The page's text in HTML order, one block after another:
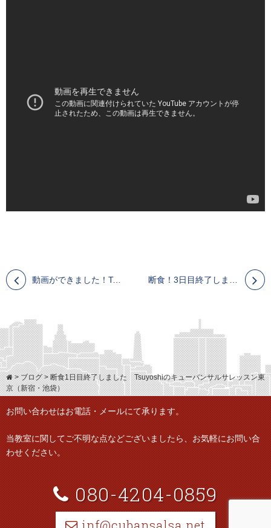
動画ができました！Tsuyoshiのキューバンサルサレッスン東京（新宿・池袋）
>ブログ>断食1日目終了しました Tsuyoshiのキューバンサルサレッスン東
京（新宿・池袋）
お問い合わせはお電話・メールにて承ります。
当教室に関してご不明な点などございましたら、お気軽にお問い合
わせください。
080-4204-0859